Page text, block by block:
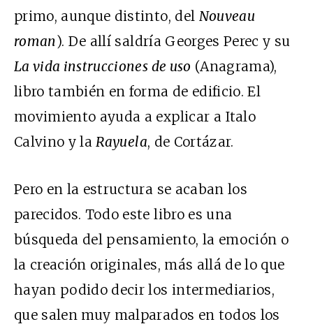
primo, aunque distinto, del Nouveau
roman). De allí saldría Georges Perec y su
La vida instrucciones de uso (Anagrama),
libro también en forma de edificio. El
movimiento ayuda a explicar a Italo
Calvino y la Rayuela, de Cortázar.
Pero en la estructura se acaban los
parecidos. Todo este libro es una
búsqueda del pensamiento, la emoción o
la creación originales, más allá de lo que
hayan podido decir los intermediarios,
que salen muy malparados en todos los